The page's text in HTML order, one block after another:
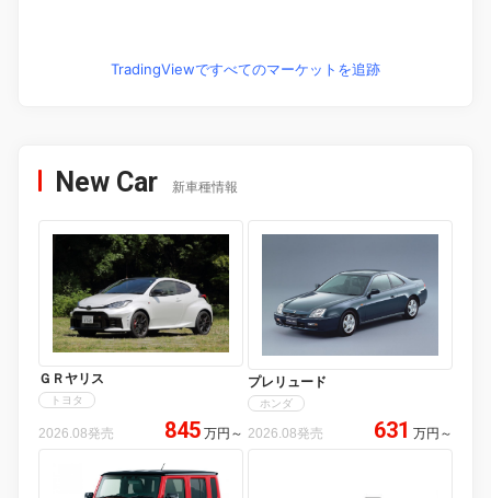
TradingViewですべてのマーケットを追跡
New Car 新車種情報
ＧＲヤリス
トヨタ
2026.08発売 845 万円 ～
プレリュード
ホンダ
2026.08発売 631 万円 ～